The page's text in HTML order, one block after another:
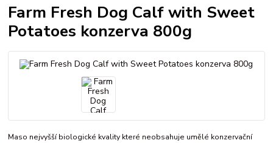
Farm Fresh Dog Calf with Sweet
Potatoes konzerva 800g
Maso nejvyšší biologické kvality které neobsahuje umělé konzervační